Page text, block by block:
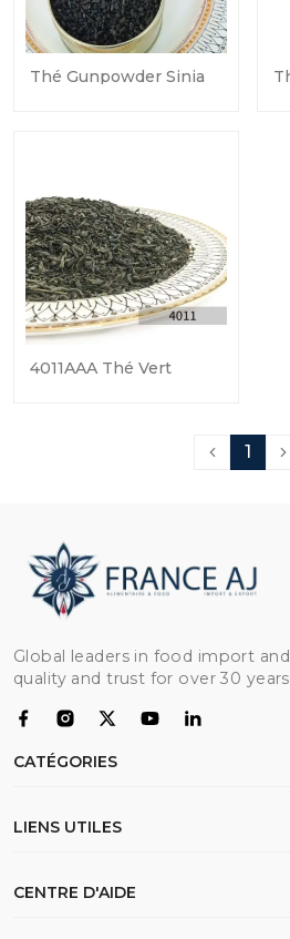
Thé Gunpowder Sinia
4011AAA Thé Vert
1
Global leaders in food import
quality and trust for over 30
CATÉGORIES
Farine
Bœuf
LIENS UTILES
À propos
CENTRE D'AIDE